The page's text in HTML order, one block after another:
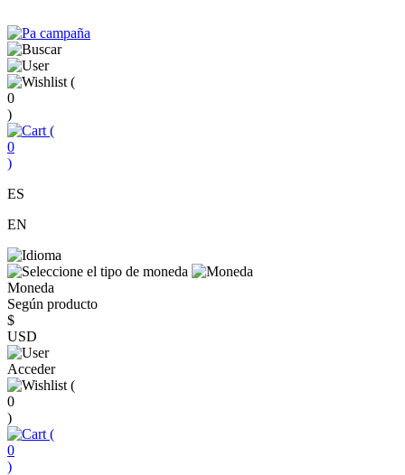
(
0
)
(
0
)
ES
EN
Moneda
Según producto
$
USD
Acceder
(
0
)
(
0
)